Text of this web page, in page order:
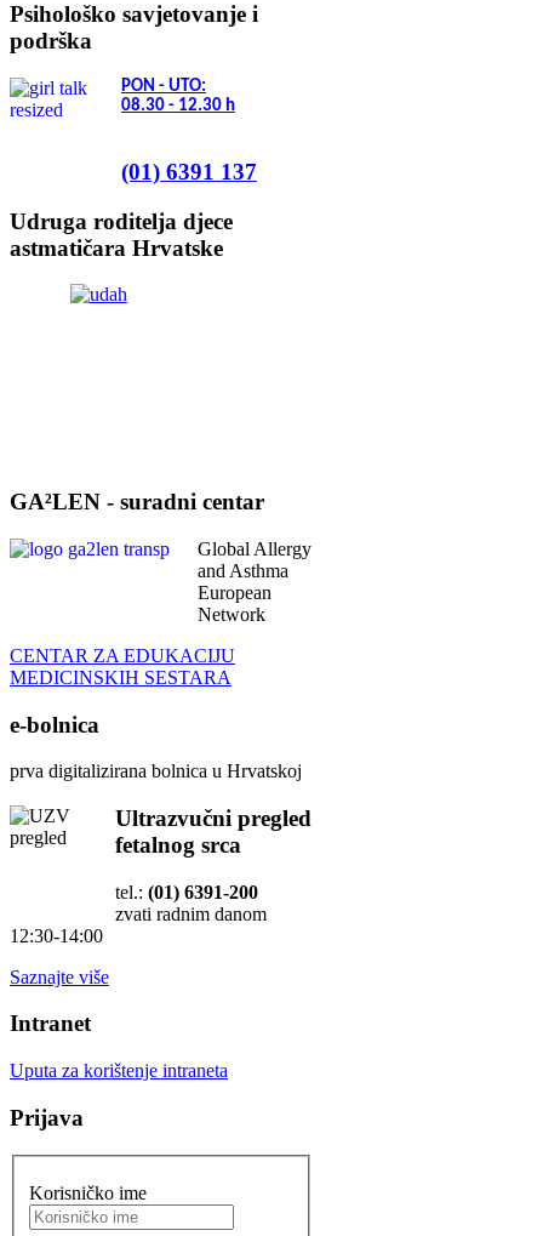
Psihološko savjetovanje i
podrška
PON - UTO:
08.30 - 12.30 h
(01) 6391 137
Udruga roditelja djece
astmatičara Hrvatske
GA²LEN - suradni centar
Global Allergy
and Asthma
European
Network
CENTAR ZA EDUKACIJU
MEDICINSKIH SESTARA
e-bolnica
prva digitalizirana bolnica u Hrvatskoj
Ultrazvučni pregled
fetalnog srca
tel.: (01) 6391-200
zvati radnim danom
12:30-14:00
Saznajte više
Intranet
Uputa za korištenje intraneta
Prijava
Korisničko ime